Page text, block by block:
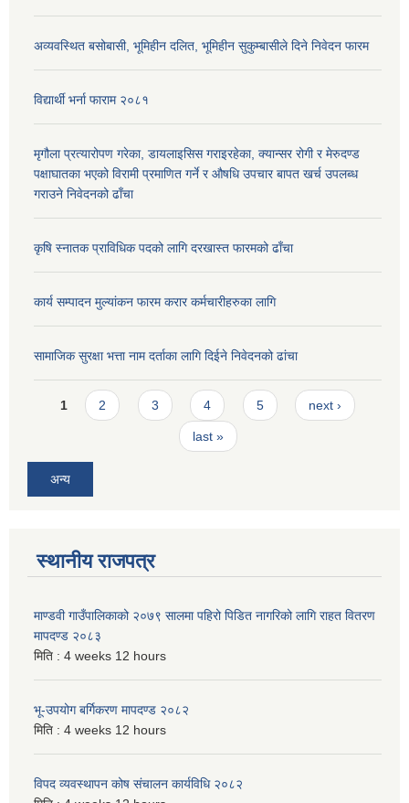
अव्यवस्थित बसोबासी, भूमिहीन दलित, भूमिहीन सुकुम्बासीले दिने निवेदन फारम
विद्यार्थी भर्ना फाराम २०८१
मृगौला प्रत्यारोपण गरेका, डायलाइसिस गराइरहेका, क्यान्सर रोगी र मेरुदण्ड
पक्षाघातका भएको विरामी प्रमाणित गर्ने र औषधि उपचार बापत खर्च उपलब्ध
गराउने निवेदनको ढाँचा
कृषि स्नातक प्राविधिक पदको लागि दरखास्त फारमको ढाँचा
कार्य सम्पादन मुल्यांकन फारम करार कर्मचारीहरुका लागि
सामाजिक सुरक्षा भत्ता नाम दर्ताका लागि दिईने निवेदनको ढांचा
Pages
1 2 3 4 5 next ›
last »
अन्य
स्थानीय राजपत्र
माण्डवी गाउँपालिकाको २०७९ सालमा पहिरो पिडित नागरिको लागि राहत वितरण
मापदण्ड २०८३
मिति : 4 weeks 12 hours
भू-उपयोग बर्गिकरण मापदण्ड २०८२
मिति : 4 weeks 12 hours
विपद व्यवस्थापन कोष संचालन कार्यविधि २०८२